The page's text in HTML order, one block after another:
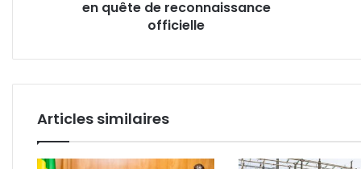
en quête de reconnaissance
officielle
Articles similaires